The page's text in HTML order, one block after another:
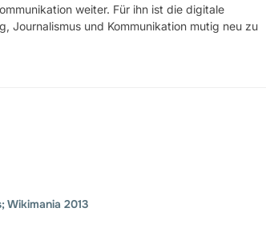
weiter. Für ihn ist die digitale
Journalismus und Kommunikation mutig neu zu
Wikimania 2013